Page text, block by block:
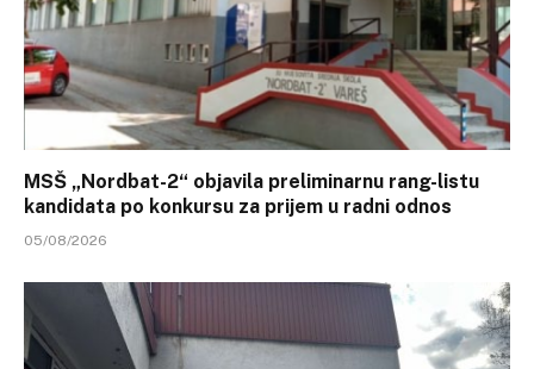
MSŠ „Nordbat-2“ objavila preliminarnu rang-listu
kandidata po konkursu za prijem u radni odnos
05/08/2026